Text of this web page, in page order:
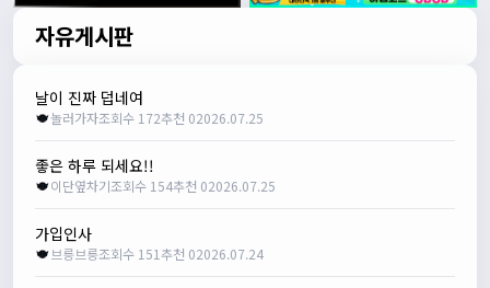
자유게시판
날이 진짜 덥네여
놀러가자조회수 172추천 02026.07.25
좋은 하루 되세요!!
이단옆차기조회수 154추천 02026.07.25
가입인사
브릉브릉조회수 151추천 02026.07.24